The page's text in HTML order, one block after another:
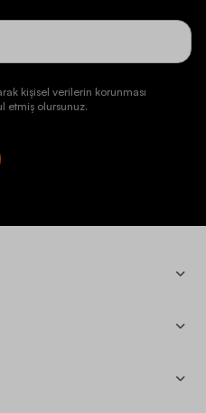
kişisel verilerin korunması
etmiş olursunuz.